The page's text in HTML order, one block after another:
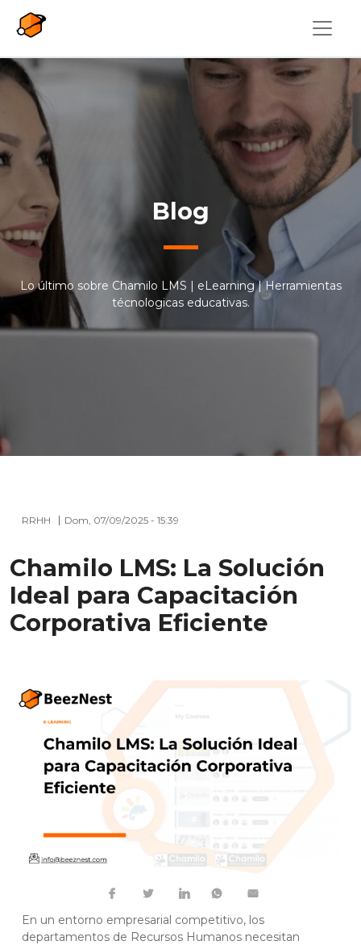
Blog
Lo último sobre Chamilo LMS | eLearning | Herramientas
técnologicas educativas.
RRHH Dom, 07/09/2025 - 15:39
Chamilo LMS: La Solución
Ideal para Capacitación
Corporativa Eficiente
En un entorno empresarial competitivo, los
departamentos de Recursos Humanos necesitan